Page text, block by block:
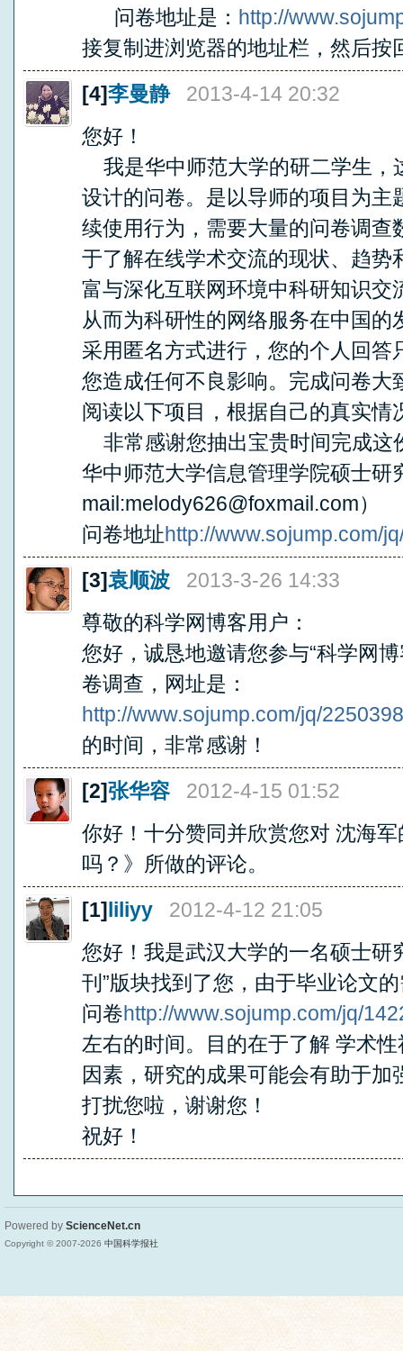
问卷地址是： http://
接复制进浏览器的地址栏，然后
[4]李曼静
2013-4-14 20:32
您好！
我是华中师范大学的研二学生，
设计的问卷。是以导师的项目为
续使用行为，需要大量的问卷调
于了解在线学术交流的现状、趋
富与深化互联网环境中科研知识
从而为科研性的网络服务在中国
采用匿名方式进行，您的个人回
您造成任何不良影响。完成问卷
阅读以下项目，根据自己的真实情
非常感谢您抽出宝贵时间完成这
华中师范大学信息管理学院硕士研
mail:melody626@foxmail.com）
问卷地址http://www.sojump.com/
[3]袁顺波
2013-3-26 14:33
尊敬的科学网博客用户：
您好，诚恳地邀请您参与“科学网
卷调查，网址是：
http://www.sojump.com/jq/
的时间，非常感谢！
[2]张华容
2012-4-15 01:52
你好！十分赞同并欣赏您对 沈海
吗？》所做的评论。
[1]liliyy
2012-4-12 21:05
您好！我是武汉大学的一名硕士研
刊”版块找到了您，由于毕业论文
问卷http://www.sojump.com/jq/
左右的时间。目的在于了解 学术
因素，研究的成果可能会有助于加
打扰您啦，谢谢您！
祝好！
Powered by ScienceNet.cn
Copyright © 2007-2026 中国科学报社